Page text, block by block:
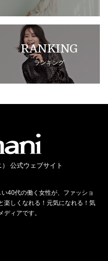
RANKING
ランキング
公式ウェブサイト
40代の働く女性が、ファッショ
しくなれる！元気になれる！気
ィアです。